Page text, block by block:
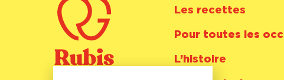
Les recettes
Pour toutes les
L’histoire